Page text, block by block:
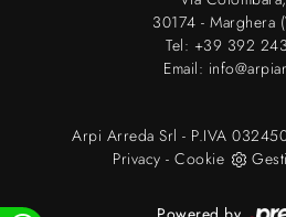
30174 - Marghera
Tel: +39 392
Email:
Arpi Arreda Srl - P.IVA
Privacy -Cookie